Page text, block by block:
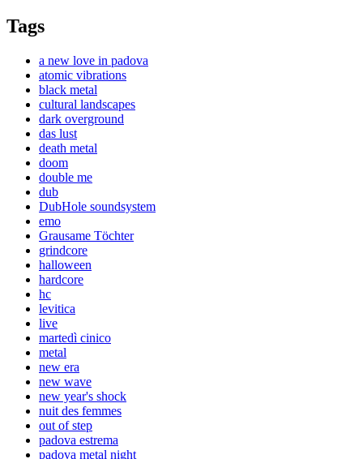
Tags
a new love in padova
atomic vibrations
black metal
cultural landscapes
dark overground
das lust
death metal
doom
double me
dub
DubHole soundsystem
emo
Grausame Töchter
grindcore
halloween
hardcore
hc
levitica
live
martedì cinico
metal
new era
new wave
new year's shock
nuit des femmes
out of step
padova estrema
padova metal night